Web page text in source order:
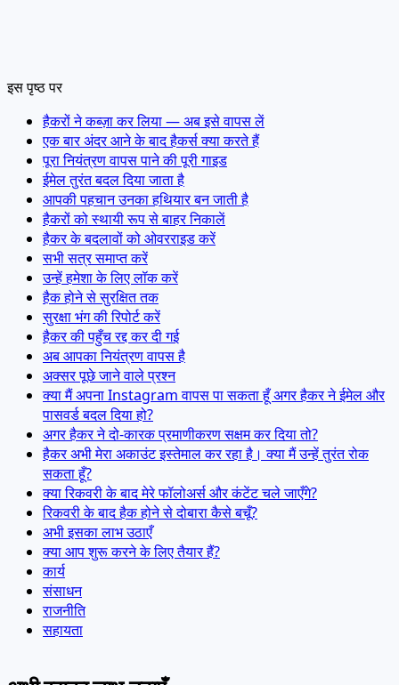
इस पृष्ठ पर
हैकरों ने कब्ज़ा कर लिया — अब इसे वापस लें
एक बार अंदर आने के बाद हैकर्स क्या करते हैं
पूरा नियंत्रण वापस पाने की पूरी गाइड
ईमेल तुरंत बदल दिया जाता है
आपकी पहचान उनका हथियार बन जाती है
हैकरों को स्थायी रूप से बाहर निकालें
हैकर के बदलावों को ओवरराइड करें
सभी सत्र समाप्त करें
उन्हें हमेशा के लिए लॉक करें
हैक होने से सुरक्षित तक
सुरक्षा भंग की रिपोर्ट करें
हैकर की पहुँच रद्द कर दी गई
अब आपका नियंत्रण वापस है
अक्सर पूछे जाने वाले प्रश्न
क्या मैं अपना Instagram वापस पा सकता हूँ अगर हैकर ने ईमेल और
पासवर्ड बदल दिया हो?
अगर हैकर ने दो-कारक प्रमाणीकरण सक्षम कर दिया तो?
हैकर अभी मेरा अकाउंट इस्तेमाल कर रहा है। क्या मैं उन्हें तुरंत रोक
सकता हूँ?
क्या रिकवरी के बाद मेरे फॉलोअर्स और कंटेंट चले जाएँगे?
रिकवरी के बाद हैक होने से दोबारा कैसे बचूँ?
अभी इसका लाभ उठाएँ
क्या आप शुरू करने के लिए तैयार हैं?
कार्य
संसाधन
राजनीति
सहायता